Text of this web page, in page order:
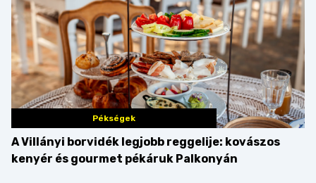
Pékségek
A Villányi borvidék legjobb reggelije: kovászos
kenyér és gourmet pékáruk Palkonyán